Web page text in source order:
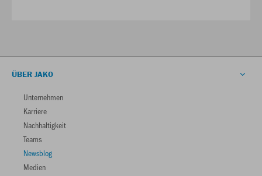
ÜBER JAKO
Unternehmen
Karriere
Nachhaltigkeit
Teams
Newsblog
Medien